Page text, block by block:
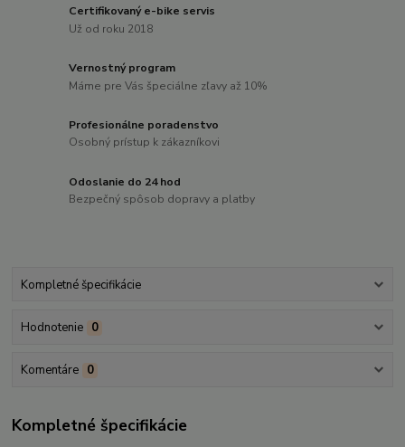
Certifikovaný e-bike servis
Už od roku 2018
Vernostný program
Máme pre Vás špeciálne zľavy až 10%
Profesionálne poradenstvo
Osobný prístup k zákazníkovi
Odoslanie do 24 hod
Bezpečný spôsob dopravy a platby
Kompletné špecifikácie
Hodnotenie 0
Komentáre 0
Kompletné špecifikácie